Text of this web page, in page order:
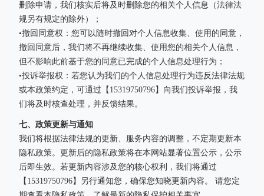
删除申请，我们核实后将及时删除您的相关个人信息（法律法
规另有规定的除外）；
•撤回同意权：您可以随时撤回对个人信息收集、使用的同意，
撤回同意后，我们将不再继续收集、使用您的相关个人信息，
但不影响此前基于您的同意已完成的个人信息处理行为；
•投诉举报权：若您认为我们的个人信息处理行为违反法律法规
或本政策约定，可通过【15319750796】向我们投诉举报，我
们将及时核查处理，并反馈结果。
七、政策更新与通知
我们将根据法律法规的更新、服务内容的调整，不定期更新本
隐私政策。更新后的隐私政策将在本网站显著位置公示，公示
后即生效。若更新内容涉及您的核心权利，我们将通过
【15319750796】另行通知您，确保您知晓更新内容。 请您定